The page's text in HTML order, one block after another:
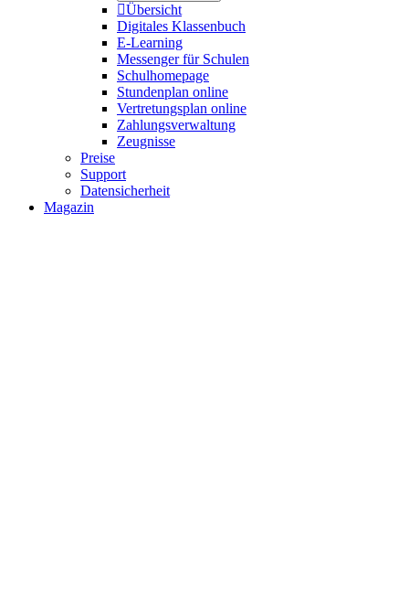
Übersicht
Digitales Klassenbuch
E-Learning
Messenger für Schulen
Schulhomepage
Stundenplan online
Vertretungsplan online
Zahlungsverwaltung
Zeugnisse
Preise
Support
Datensicherheit
Magazin